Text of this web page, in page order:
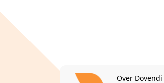
Over Dovendi